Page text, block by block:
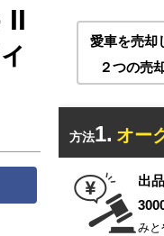
II
愛車を売却
２つの売
方法1. オー
出
みと